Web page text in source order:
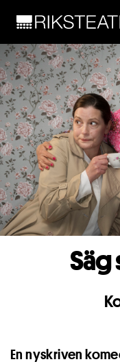
Säg
En nyskriven